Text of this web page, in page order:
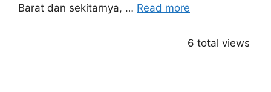
Barat dan sekitarnya, … Read more
6 total views